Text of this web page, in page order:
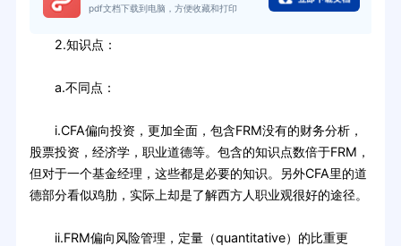
pdf文档下载到电脑，方便收藏和打印
2.知识点：
a.不同点：
i.CFA偏向投资，更加全面，包含FRM没有的财务分析，
股票投资，经济学，职业道德等。包含的知识点数倍于FRM，
但对于一个基金经理，这些都是必要的知识。另外CFA里的道
德部分看似鸡肋，实际上却是了解西方人职业观很好的途径。
ii.FRM偏向风险管理，定量（quantitative）的比重更